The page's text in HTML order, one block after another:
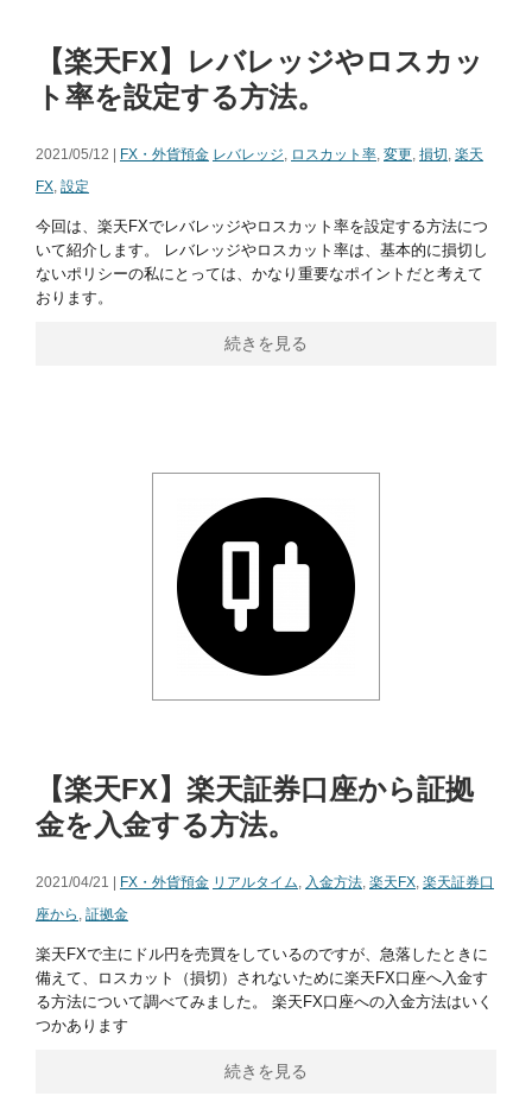
【楽天FX】レバレッジやロスカッ
ト率を設定する方法。
2021/05/12 | FX・外貨預金 レバレッジ, ロスカット率, 変更, 損切, 楽天
FX, 設定
今回は、楽天FXでレバレッジやロスカット率を設定する方法につ
いて紹介します。 レバレッジやロスカット率は、基本的に損切し
ないポリシーの私にとっては、かなり重要なポイントだと考えて
おります。
続きを見る
【楽天FX】楽天証券口座から証拠
金を入金する方法。
2021/04/21 | FX・外貨預金 リアルタイム, 入金方法, 楽天FX, 楽天証券口
座から , 証拠金
楽天FXで主にドル円を売買をしているのですが、急落したときに
備えて、ロスカット（損切）されないために楽天FX口座へ入金す
る方法について調べてみました。 楽天FX口座への入金方法はいく
つかあります
続きを見る